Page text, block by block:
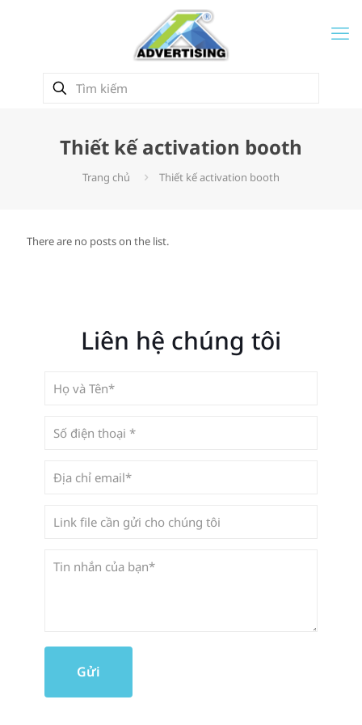
Thiết kế activation booth
Trang chủ Thiết kế activation booth
There are no posts on the list.
Liên hệ chúng tôi